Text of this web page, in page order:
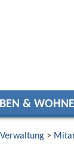
&
Verwaltung>